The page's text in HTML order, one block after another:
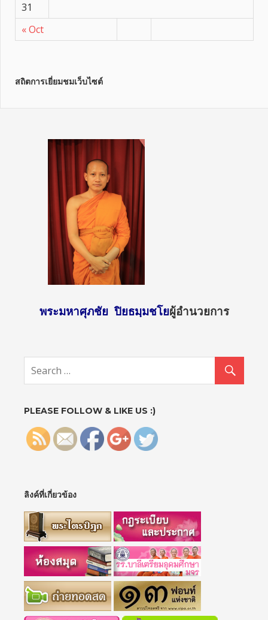
« Oct
31
สถิตการเยี่ยมชมเว็บไซต์
พระมหาศุภชัย ปิยธมฺมชโยผู้อำนวยการ
PLEASE FOLLOW & LIKE US :)
http://sun
ac.th/?
nt_id=851
">
ลิงค์ที่เกี่ยวข้อง